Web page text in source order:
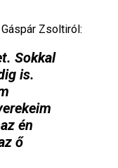
Zsoltiról:
Sokkal
is.
én
ő